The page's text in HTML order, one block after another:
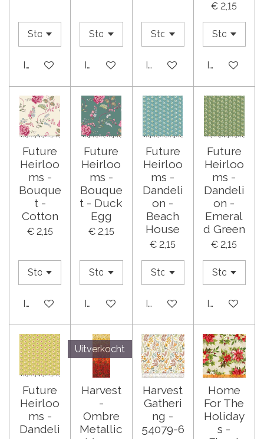
In winkelwagenIn winkelwagenIn winkelwagen
€ 2,15
In
Future
Heirloo
ms -
Bouque
t -
Cotton
€ 2,15
In winkelwagen
Future
Heirloo
ms -
Bouque
t - Duck
Egg
€ 2,15
In winkelwagen
Future
Heirloo
ms -
Dandeli
on -
Beach
House
€ 2,15
In winkelwagen
Future
Heirloo
ms -
Dandeli
on -
Emeral
d Green
€ 2,15
In
Future
Heirloo
ms -
Dandeli
Uitverkocht
Harvest
-
Ombre
Metallic
Harvest
Gatheri
ng -
54079-6
Home
For The
Holiday
s -